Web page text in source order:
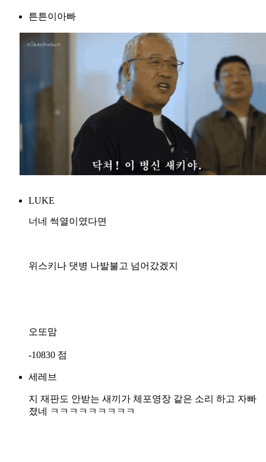
튼튼이아빠
LUKE
너네 썩열이였다면
위스키나 댓병 나발불고 넘어갔겠지
오또맘
-10830 점
세레브
지 재판도 안받는 새끼가 체포영장 같은 소리 하고 자빠
졌네 ㅋㅋㅋㅋㅋㅋㅋㅋㅋ